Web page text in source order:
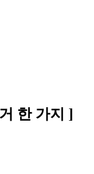
한 가지 ]